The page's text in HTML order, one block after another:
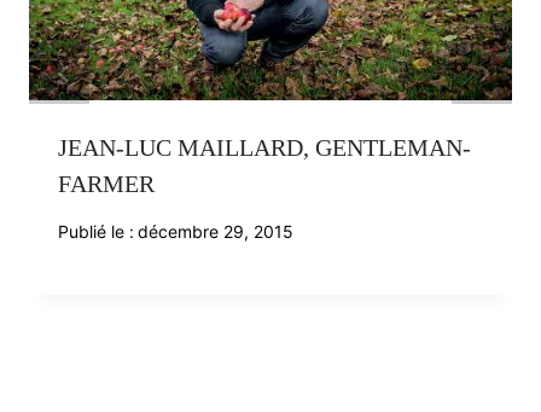
JEAN-LUC MAILLARD, GENTLEMAN-
FARMER
Publié le : décembre 29, 2015